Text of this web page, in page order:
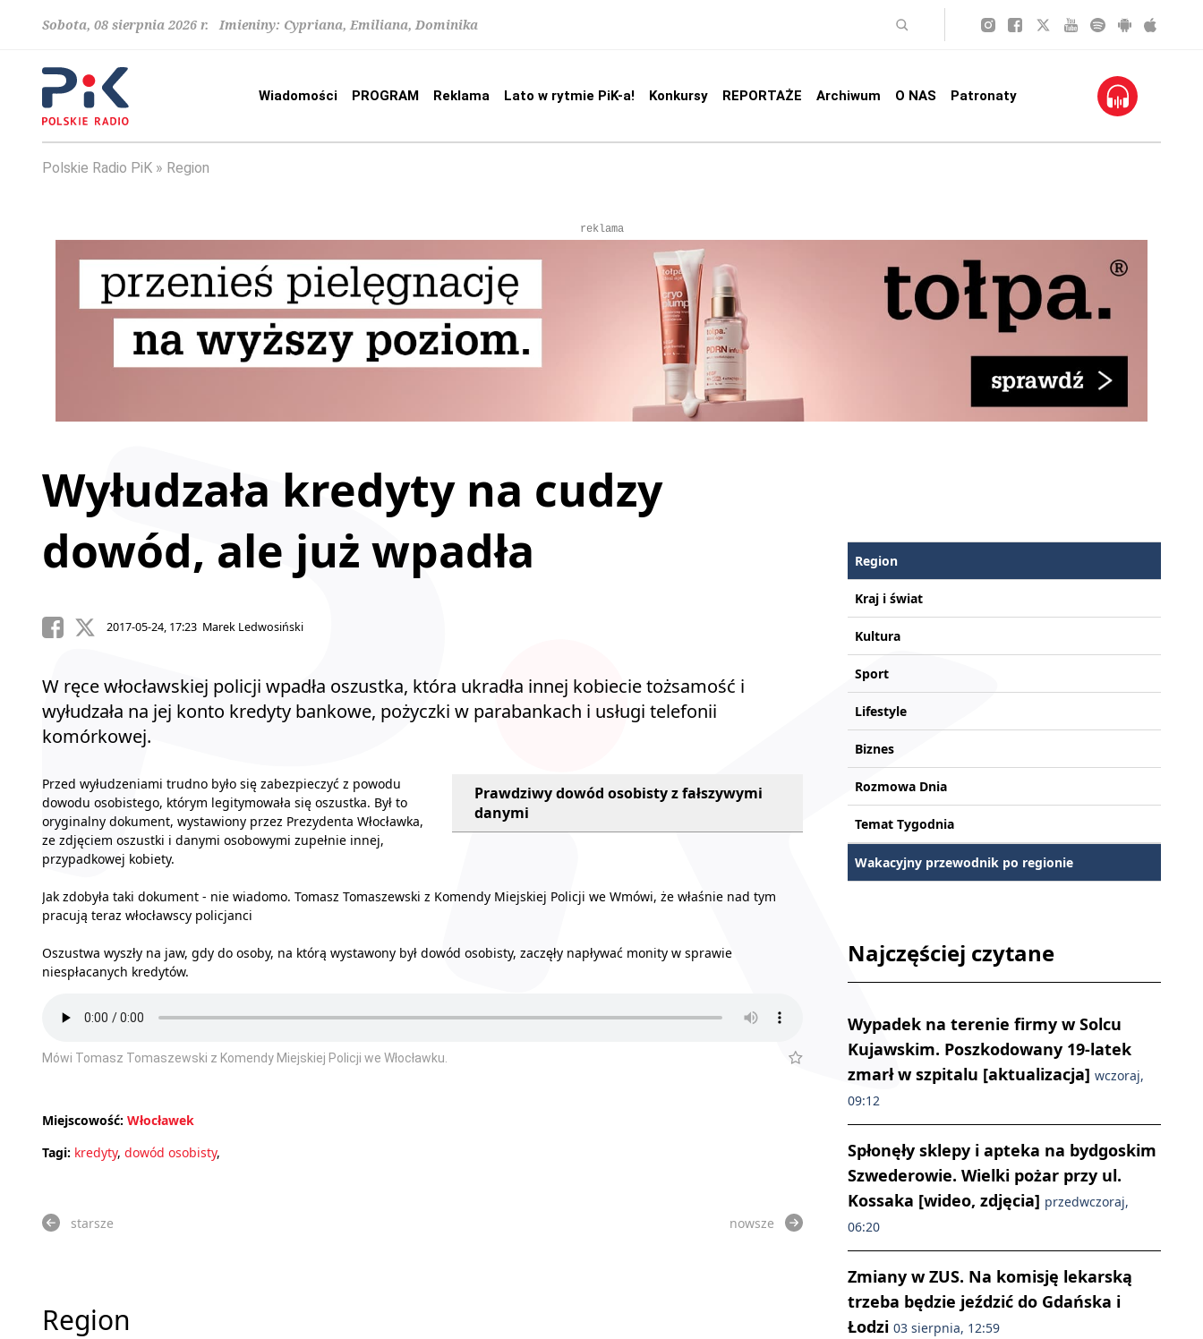
Sobota, 08 sierpnia 2026 r. Imieniny: Cypriana, Emiliana, Dominika
Wiadomości PROGRAM Reklama Lato w rytmie PiK-a! Konkursy REPORTAŻE Archiwum O NAS Patronaty
Polskie Radio PiK Region
reklama
Wyłudzała kredyty na cudzy
dowód, ale już wpadła
2017-05-24, 17:23 Marek Ledwosiński
W ręce włocławskiej policji wpadła oszustka, która ukradła innej kobiecie tożsamość i
wyłudzała na jej konto kredyty bankowe, pożyczki w parabankach i usługi telefonii
komórkowej.
Prawdziwy dowód osobisty z fałszywymi
danymi
Przed wyłudzeniami trudno było się zabezpieczyć z powodu
dowodu osobistego, którym legitymowała się oszustka. Był to
oryginalny dokument, wystawiony przez Prezydenta Włocławka,
ze zdjęciem oszustki i danymi osobowymi zupełnie innej,
przypadkowej kobiety.
Jak zdobyła taki dokument - nie wiadomo. Tomasz Tomaszewski z Komendy Miejskiej Policji we Wmówi, że właśnie nad tym
pracują teraz włocławscy policjanci
Oszustwa wyszły na jaw, gdy do osoby, na którą wystawony był dowód osobisty, zaczęły napływać monity w sprawie
niespłacanych kredytów.
Mówi Tomasz Tomaszewski z Komendy Miejskiej Policji we Włocławku.
Miejscowość: Włocławek
Tagi: kredyty, dowód osobisty,
starsze nowsze
Region
Region
Kraj i świat
Kultura
Sport
Lifestyle
Biznes
Rozmowa Dnia
Temat Tygodnia
Wakacyjny przewodnik po regionie
Najczęściej czytane
Wypadek na terenie firmy w Solcu
Kujawskim. Poszkodowany 19-latek
zmarł w szpitalu [aktualizacja] wczoraj,
09:12
Spłonęły sklepy i apteka na bydgoskim
Szwederowie. Wielki pożar przy ul.
Kossaka [wideo, zdjęcia] przedwczoraj,
06:20
Zmiany w ZUS. Na komisję lekarską
trzeba będzie jeździć do Gdańska i
Łodzi 03 sierpnia, 12:59